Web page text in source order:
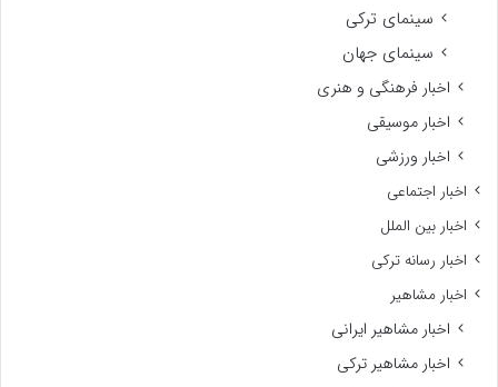
سینمای ترکی
سینمای جهان
اخبار فرهنگی و هنری
اخبار موسیقی
اخبار ورزشی
اخبار اجتماعی
اخبار بین الملل
اخبار رسانه ترکی
اخبار مشاهیر
اخبار مشاهیر ایرانی
اخبار مشاهیر ترکی